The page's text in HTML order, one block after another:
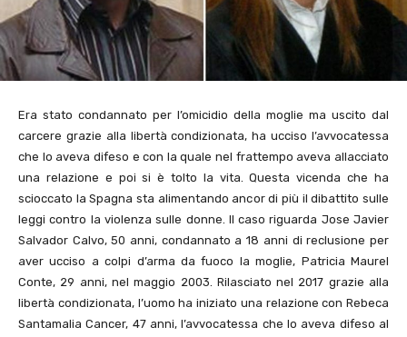
Era stato condannato per l’omicidio della moglie ma uscito dal
carcere grazie alla libertà condizionata, ha ucciso l’avvocatessa
che lo aveva difeso e con la quale nel frattempo aveva allacciato
una relazione e poi si è tolto la vita. Questa vicenda che ha
scioccato la Spagna sta alimentando ancor di più il dibattito sulle
leggi contro la violenza sulle donne. Il caso riguarda Jose Javier
Salvador Calvo, 50 anni, condannato a 18 anni di reclusione per
aver ucciso a colpi d’arma da fuoco la moglie, Patricia Maurel
Conte, 29 anni, nel maggio 2003. Rilasciato nel 2017 grazie alla
libertà condizionata, l’uomo ha iniziato una relazione con Rebeca
Santamalia Cancer, 47 anni, l’avvocatessa che lo aveva difeso al